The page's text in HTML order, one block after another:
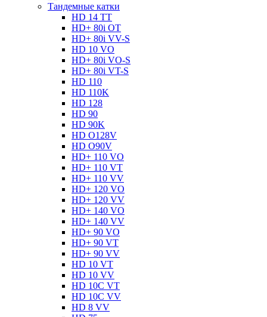
Тандемные катки
HD 14 TT
HD+ 80i OT
HD+ 80i VV-S
HD 10 VO
HD+ 80i VO-S
HD+ 80i VT-S
HD 110
HD 110K
HD 128
HD 90
HD 90K
HD O128V
HD O90V
HD+ 110 VO
HD+ 110 VT
HD+ 110 VV
HD+ 120 VO
HD+ 120 VV
HD+ 140 VO
HD+ 140 VV
HD+ 90 VO
HD+ 90 VT
HD+ 90 VV
HD 10 VT
HD 10 VV
HD 10C VT
HD 10C VV
HD 8 VV